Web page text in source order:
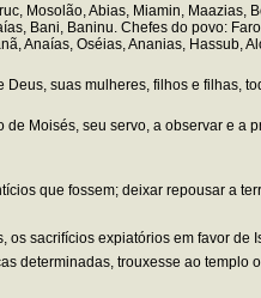
Mosolão, Abias, Miamin, Maazias,
Bani, Baninu. Chefes do povo:
Anaías, Oséias, Ananias, Hassub,
suas mulheres, filhos e filhas,
Moisés, seu servo, a observar e a
que fossem; deixar repousar a
sacrifícios expiatórios em favor de
determinadas, trouxesse ao templo